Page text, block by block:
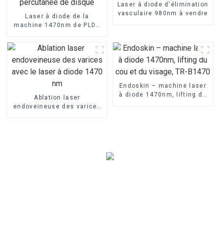
Laser à diode de la
machine 1470nm de PLDD
Laser à diode d'élimination
vasculaire 980nm à vendre
Ablation laser
endoveineuse des varices
Endoskin – machine laser
à diode 1470nm, lifting du